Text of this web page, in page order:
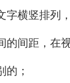
横竖排列，
间距，在视
；